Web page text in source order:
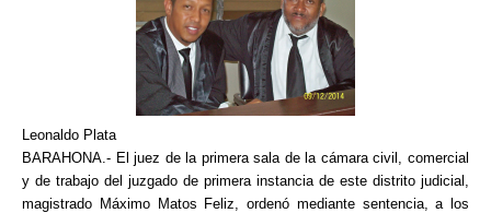
Leonaldo Plata
BARAHONA.- El juez de la primera sala de la cámara civil, comercial
y de trabajo del juzgado de primera instancia de este distrito judicial,
magistrado Máximo Matos Feliz, ordenó mediante sentencia, a los